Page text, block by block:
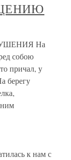
На
собою
причал, у
берегу
к нам с